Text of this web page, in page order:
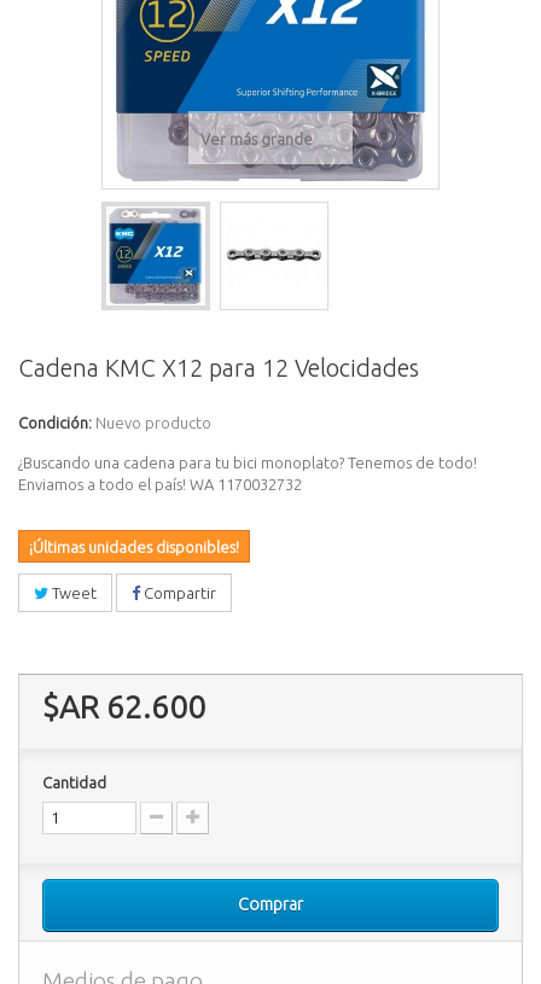
Ver más grande
Cadena KMC X12 para 12 Velocidades
Condición: Nuevo producto
¿Buscando una cadena para tu bici monoplato? Tenemos de todo!
Enviamos a todo el país! WA 1170032732
¡Últimas unidades disponibles!
Tweet Compartir
$AR 62.600
Cantidad
Comprar